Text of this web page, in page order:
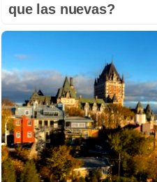
que las nuevas?